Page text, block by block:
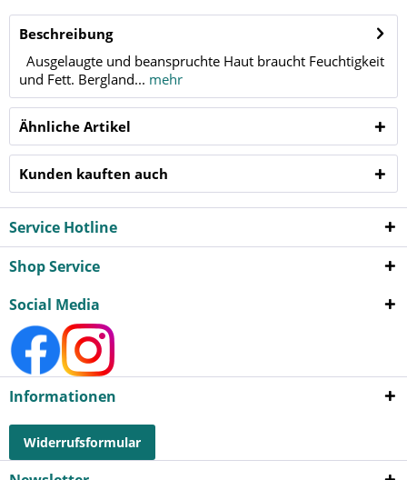
Beschreibung
Ausgelaugte und beanspruchte Haut braucht Feuchtigkeit
und Fett. Bergland... mehr
Ähnliche Artikel
Kunden kauften auch
Service Hotline
Shop Service
Social Media
Informationen
Widerrufsformular